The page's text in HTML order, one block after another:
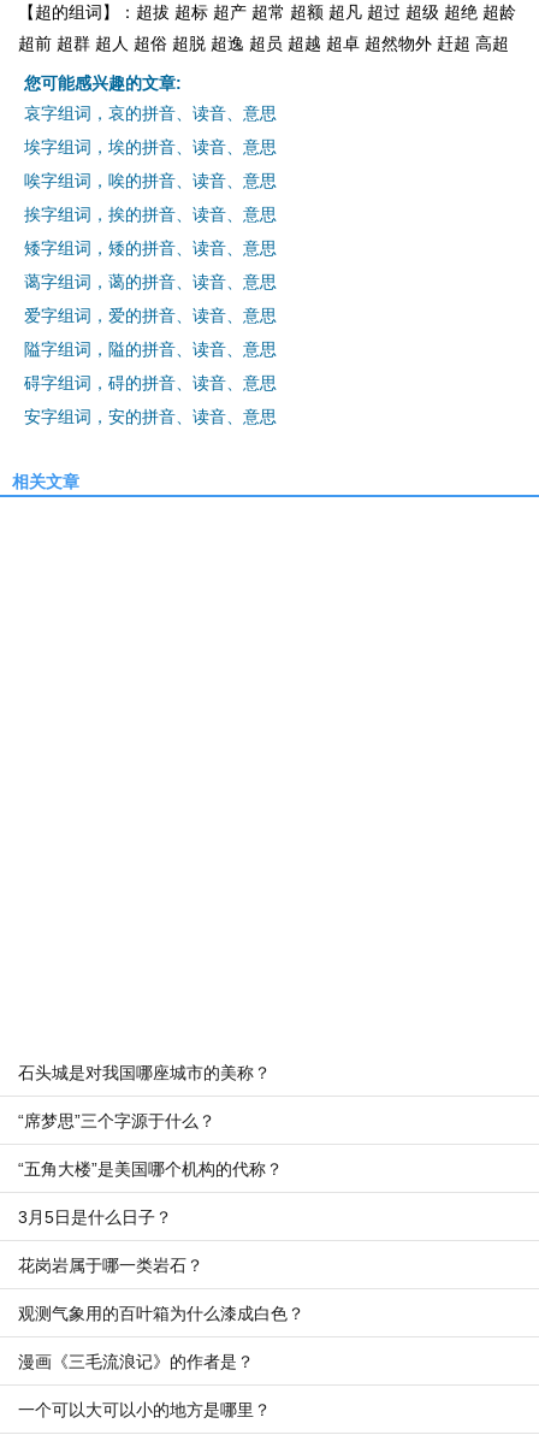
【超的组词】：超拔 超标 超产 超常 超额 超凡 超过 超级 超绝 超龄
超前 超群 超人 超俗 超脱 超逸 超员 超越 超卓 超然物外 赶超 高超
您可能感兴趣的文章:
哀字组词，哀的拼音、读音、意思
埃字组词，埃的拼音、读音、意思
唉字组词，唉的拼音、读音、意思
挨字组词，挨的拼音、读音、意思
矮字组词，矮的拼音、读音、意思
蔼字组词，蔼的拼音、读音、意思
爱字组词，爱的拼音、读音、意思
隘字组词，隘的拼音、读音、意思
碍字组词，碍的拼音、读音、意思
安字组词，安的拼音、读音、意思
相关文章
石头城是对我国哪座城市的美称？
“席梦思”三个字源于什么？
“五角大楼”是美国哪个机构的代称？
3月5日是什么日子？
花岗岩属于哪一类岩石？
观测气象用的百叶箱为什么漆成白色？
漫画《三毛流浪记》的作者是？
一个可以大可以小的地方是哪里？